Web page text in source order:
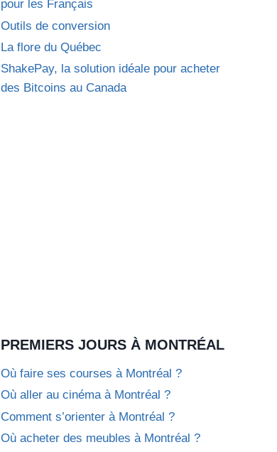
pour les Français
Outils de conversion
La flore du Québec
ShakePay, la solution idéale pour acheter
des Bitcoins au Canada
PREMIERS JOURS À MONTRÉAL
Où faire ses courses à Montréal ?
Où aller au cinéma à Montréal ?
Comment s’orienter à Montréal ?
Où acheter des meubles à Montréal ?